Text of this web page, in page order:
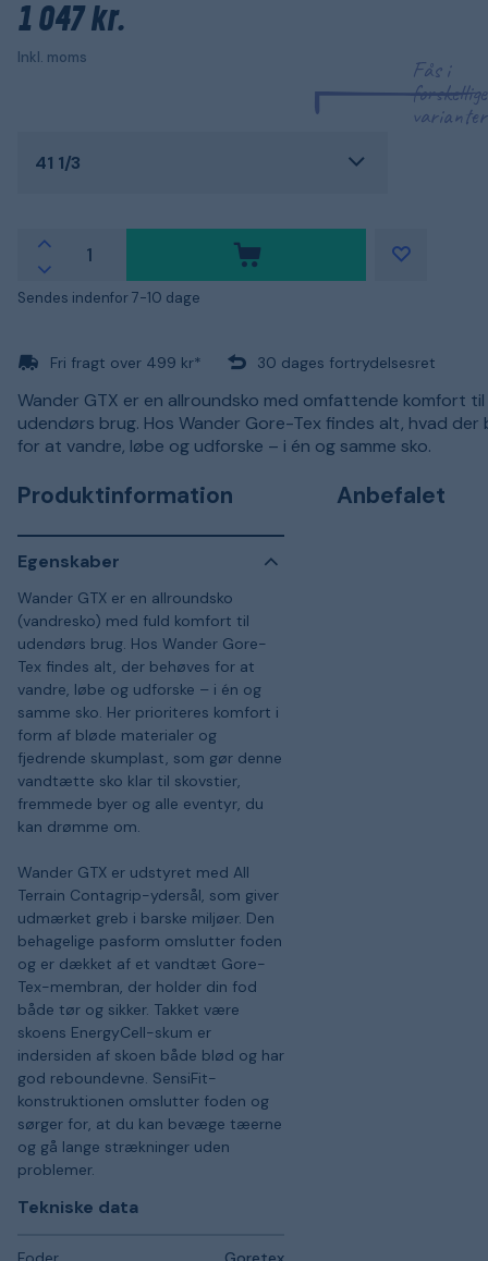
1 047 kr.
Inkl. moms
Fås i
forskellige
varianter
41 1/3
Sendes indenfor 7-10 dage
Fri fragt over 499 kr* 30 dages fortrydelsesret
Wander GTX er en allroundsko med omfattende komfort til
udendørs brug. Hos Wander Gore-Tex findes alt, hvad der
for at vandre, løbe og udforske – i én og samme sko.
Produktinformation
Egenskaber
Wander GTX er en allroundsko
(vandresko) med fuld komfort til
udendørs brug. Hos Wander Gore-
Tex findes alt, der behøves for at
vandre, løbe og udforske – i én og
samme sko. Her prioriteres komfort i
form af bløde materialer og
fjedrende skumplast, som gør denne
vandtætte sko klar til skovstier,
fremmede byer og alle eventyr, du
kan drømme om.
Wander GTX er udstyret med All
Terrain Contagrip-ydersål, som giver
udmærket greb i barske miljøer. Den
behagelige pasform omslutter foden
og er dækket af et vandtæt Gore-
Tex-membran, der holder din fod
både tør og sikker. Takket være
skoens EnergyCell-skum er
indersiden af skoen både blød og har
god reboundevne. SensiFit-
konstruktionen omslutter foden og
sørger for, at du kan bevæge tæerne
og gå lange strækninger uden
problemer.
Tekniske data
Anbefalet